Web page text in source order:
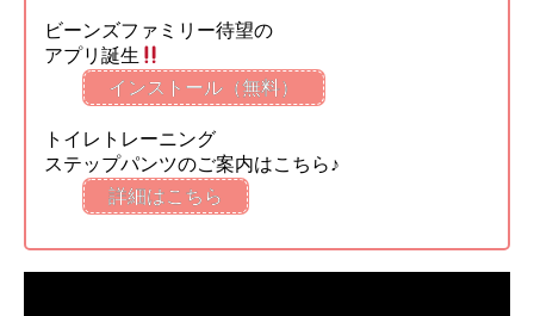
ビーンズファミリー待望の
アプリ誕生
インストール（無料）
トイレトレーニング
ステップパンツのご案内はこちら♪
詳細はこちら